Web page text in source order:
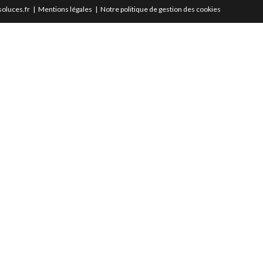
Mentions légales Notre politique de gestion des cookies